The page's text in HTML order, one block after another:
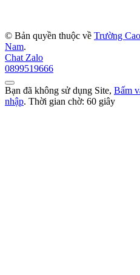
© Bản quyền thuộc về Trường
Nam.
Chat Zalo
0899519666
Bạn đã không sử dụng Site, Bấm
nhập. Thời gian chờ: 60 giây